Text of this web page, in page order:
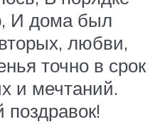
И дома был
любви,
точно в срок
и мечтаний.